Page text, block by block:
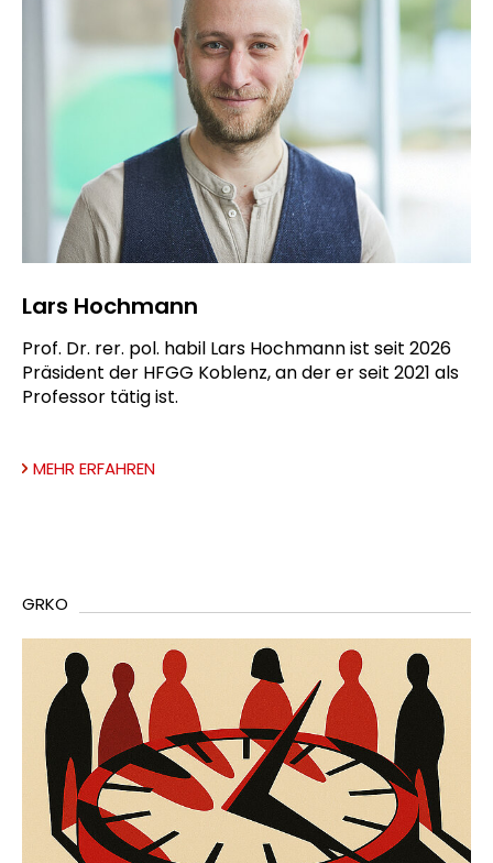
Lars Hochmann
Prof. Dr. rer. pol. habil Lars Hochmann ist seit 2026
Präsident der HFGG Koblenz, an der er seit 2021 als
Professor tätig ist.
MEHR ERFAHREN
GRKO